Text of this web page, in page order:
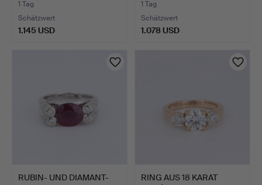
WEISSGOLD,…
1 Tag
Schätzwert
1.145 USD
SAPHIREN U…
1 Tag
Schätzwert
1.078 USD
RUBIN- UND DIAMANT-
RING AUS 18 KARAT